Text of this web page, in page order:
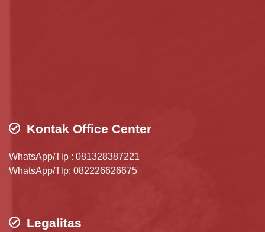
Kontak Office Center
WhatsApp/Tlp : 081328387221
WhatsApp/Tlp: 082226626675
Legalitas